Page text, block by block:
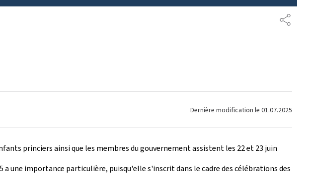
S
P
A
Dernière modification le 01.07.2025
princiers ainsi que les membres du gouvernement assistent les 22 et 23 juin
une importance particulière, puisqu'elle s'inscrit dans le cadre des célébrations des